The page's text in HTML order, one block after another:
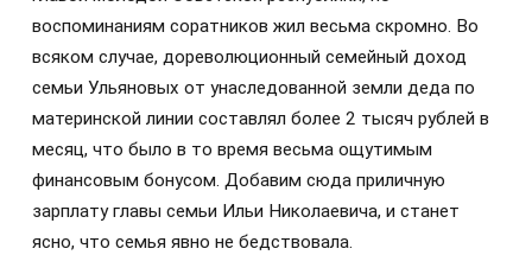
воспоминаниям соратников жил весьма скромно. Во
всяком случае, дореволюционный семейный доход
семьи Ульяновых от унаследованной земли деда по
материнской линии составлял более 2 тысяч рублей в
месяц, что было в то время весьма ощутимым
финансовым бонусом. Добавим сюда приличную
зарплату главы семьи Ильи Николаевича, и станет
ясно, что семья явно не бедствовала.